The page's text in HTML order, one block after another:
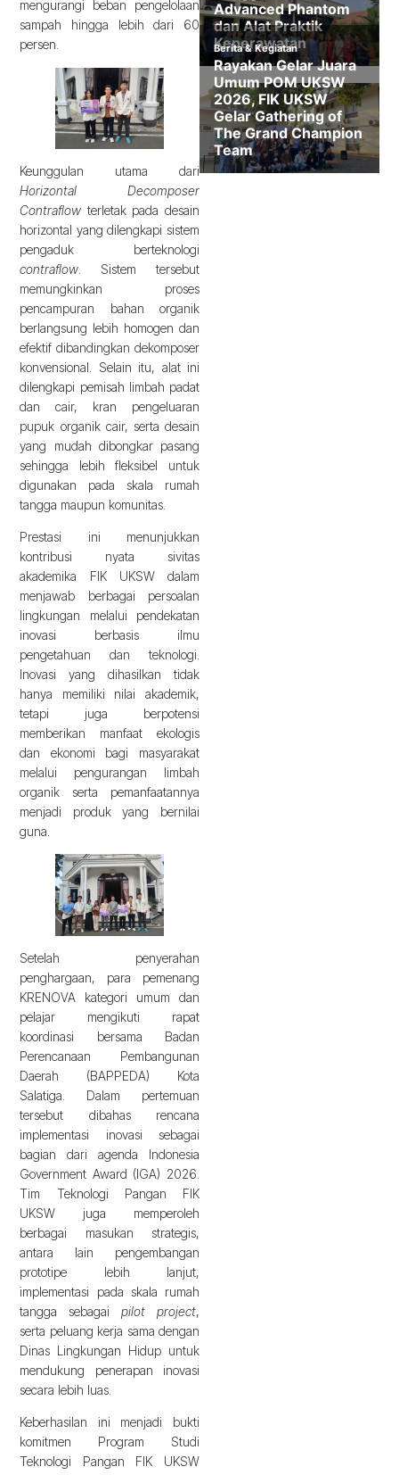
mengurangi beban pengelolaan
sampah hingga lebih dari 60
persen.
Keunggulan utama dari
Horizontal Decomposer
Contraflow terletak pada desain
horizontal yang dilengkapi sistem
pengaduk berteknologi
contraflow . Sistem tersebut
memungkinkan proses
pencampuran bahan organik
berlangsung lebih homogen dan
efektif dibandingkan dekomposer
konvensional. Selain itu, alat ini
dilengkapi pemisah limbah padat
dan cair, kran pengeluaran
pupuk organik cair, serta desain
yang mudah dibongkar pasang
sehingga lebih fleksibel untuk
digunakan pada skala rumah
tangga maupun komunitas.
Prestasi ini menunjukkan
kontribusi nyata sivitas
akademika FIK UKSW dalam
menjawab berbagai persoalan
lingkungan melalui pendekatan
inovasi berbasis ilmu
pengetahuan dan teknologi.
Inovasi yang dihasilkan tidak
hanya memiliki nilai akademik,
tetapi juga berpotensi
memberikan manfaat ekologis
dan ekonomi bagi masyarakat
melalui pengurangan limbah
organik serta pemanfaatannya
menjadi produk yang bernilai
guna.
Setelah penyerahan
penghargaan, para pemenang
KRENOVA kategori umum dan
pelajar mengikuti rapat
koordinasi bersama Badan
Perencanaan Pembangunan
Daerah (BAPPEDA) Kota
Salatiga. Dalam pertemuan
tersebut dibahas rencana
implementasi inovasi sebagai
bagian dari agenda Indonesia
Government Award (IGA) 2026.
Tim Teknologi Pangan FIK
UKSW juga memperoleh
berbagai masukan strategis,
antara lain pengembangan
prototipe lebih lanjut,
implementasi pada skala rumah
tangga sebagaipilot project,
serta peluang kerja sama dengan
Dinas Lingkungan Hidup untuk
mendukung penerapan inovasi
secara lebih luas.
Keberhasilan ini menjadi bukti
komitmen Program Studi
Teknologi Pangan FIK UKSW